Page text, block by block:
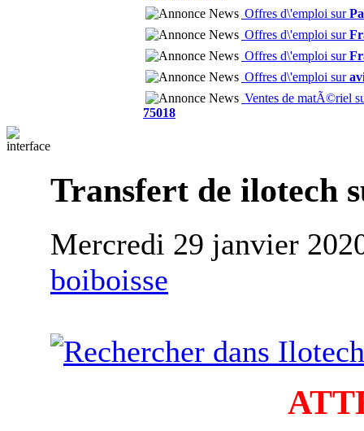
Offres d\'emploi sur
Offres d\'emploi sur
Offres d\'emploi sur
Offres d\'emploi sur
Ventes de matÃ©riel
75018
Transfert de ilotech
Mercredi 29 janvier
boiboisse